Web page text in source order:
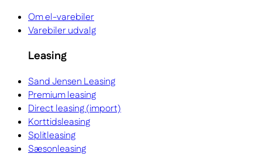
Om el-varebiler
Varebiler udvalg
Leasing
Sand Jensen Leasing
Premium leasing
Direct leasing (import)
Korttidsleasing
Splitleasing
Sæsonleasing